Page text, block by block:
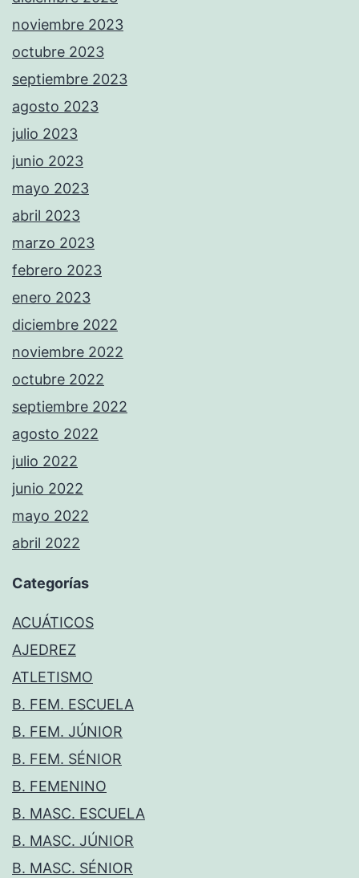
noviembre 2023
octubre 2023
septiembre 2023
agosto 2023
julio 2023
junio 2023
mayo 2023
abril 2023
marzo 2023
febrero 2023
enero 2023
diciembre 2022
noviembre 2022
octubre 2022
septiembre 2022
agosto 2022
julio 2022
junio 2022
mayo 2022
abril 2022
Categorías
ACUÁTICOS
AJEDREZ
ATLETISMO
B. FEM. ESCUELA
B. FEM. JÚNIOR
B. FEM. SÉNIOR
B. FEMENINO
B. MASC. ESCUELA
B. MASC. JÚNIOR
B. MASC. SÉNIOR